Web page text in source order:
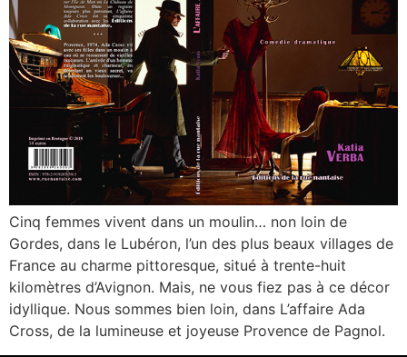
Cinq femmes vivent dans un moulin… non loin de
Gordes, dans le Lubéron, l’un des plus beaux villages de
France au charme pittoresque, situé à trente-huit
kilomètres d’Avignon. Mais, ne vous fiez pas à ce décor
idyllique. Nous sommes bien loin, dans L’affaire Ada
Cross, de la lumineuse et joyeuse Provence de Pagnol.